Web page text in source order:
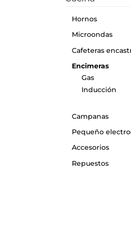
Hornos
Microondas
Cafeteras
Encimeras
Gas
Inducción
Campanas
Pequeño
Accesorios
Repuestos